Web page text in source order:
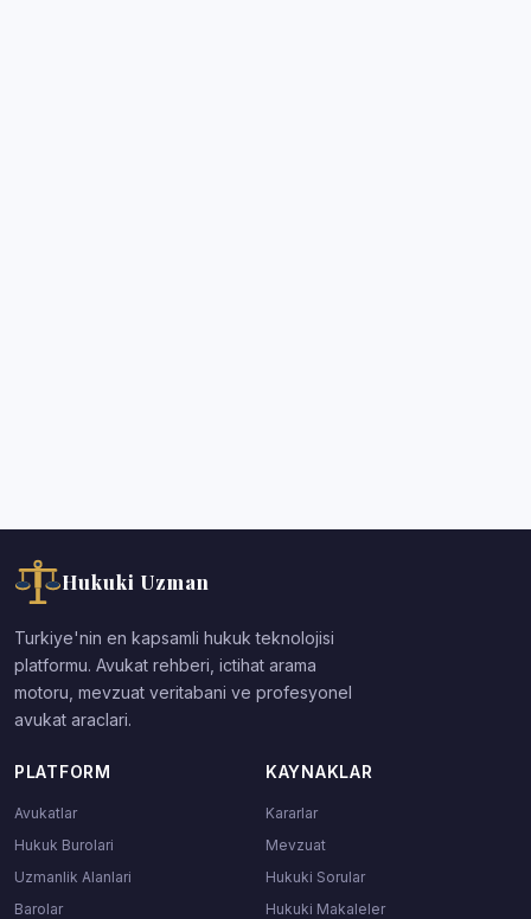
Hukuki Uzman
Turkiye'nin en kapsamli hukuk teknolojisi
platformu. Avukat rehberi, ictihat arama
motoru, mevzuat veritabani ve profesyonel
avukat araclari.
PLATFORM
Avukatlar
Hukuk Burolari
Uzmanlik Alanlari
Barolar
KAYNAKLAR
Kararlar
Mevzuat
Hukuki Sorular
Hukuki Makaleler